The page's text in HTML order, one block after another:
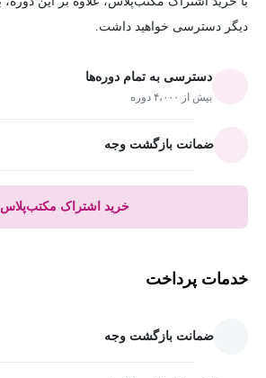
دیگر دسترسی خواهید داشت.
دسترسی به تمام دوره‌ها
بیش از ۴،۰۰۰ دوره
ضمانت بازگشت وجه
خرید اشتراک مکتب‌پلاس
خدمات پرداخت
ضمانت بازگشت وجه